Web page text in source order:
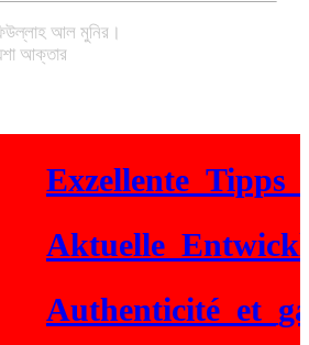
আল মুনির।
আক্তার